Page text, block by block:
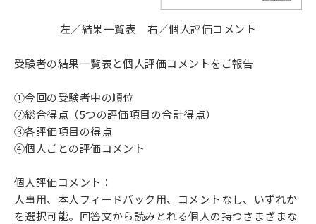
左／結果一覧表 右／個人評価コメント
受験者の結果一覧表と個人評価コメントをご報告
①今回の受験者中の順位
②総合得点（5つの評価項目の合計得点）
③各評価項目の得点
④個人ごとの評価コメント
個人評価コメント：
人事用、本人フィードバック用、コメントなし、いずれか
を選択可能。回答文から読みとれる個人の持つさまざまな